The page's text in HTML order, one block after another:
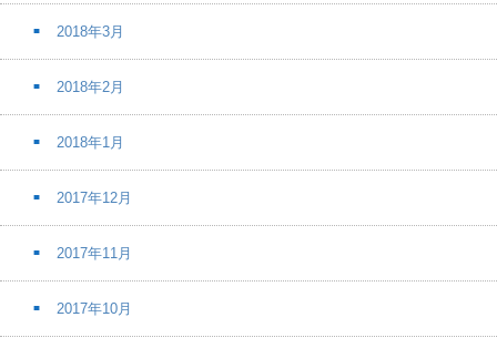
2018年3月
2018年2月
2018年1月
2017年12月
2017年11月
2017年10月